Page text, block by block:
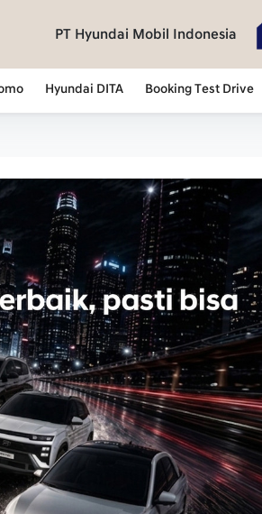
PT Hyundai Mobil Indonesia
Hyundai DITA Booking Test Drive